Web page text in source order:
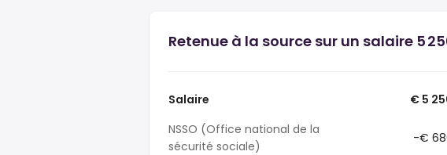
Retenue à la source sur un salaire 5
Salaire
€ 5
NSSO (Office national de la
sécurité sociale)
-€